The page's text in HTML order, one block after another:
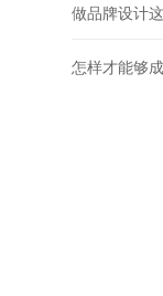
做品牌设计